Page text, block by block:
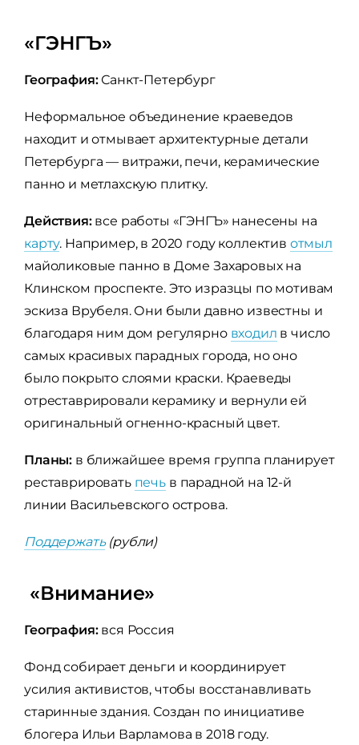
«ГЭНГЪ»
География: Санкт-Петербург
Неформальное объединение краеведов
находит и отмывает архитектурные детали
Петербурга — витражи, печи, керамические
панно и метлахскую плитку.
Действия: все работы «ГЭНГЪ» нанесены на
карту. Например, в 2020 году коллектив отмыл
майоликовые панно в Доме Захаровых на
Клинском проспекте. Это изразцы по мотивам
эскиза Врубеля. Они были давно известны и
благодаря ним дом регулярно входил в число
самых красивых парадных города, но оно
было покрыто слоями краски. Краеведы
отреставрировали керамику и вернули ей
оригинальный огненно-красный цвет.
Планы: в ближайшее время группа планирует
реставрировать печьв парадной на 12-й
линии Васильевского острова.
Поддержать(рубли)
«Внимание»
География:вся Россия
Фонд собирает деньги и координирует
усилия активистов, чтобы восстанавливать
старинные здания. Создан по инициативе
блогера Ильи Варламова в 2018 году.